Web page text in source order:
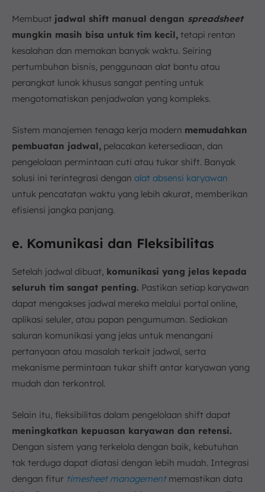
Membuat jadwal shift manual dengan spreadsheet
mungkin masih bisa untuk tim kecil, tetapi rentan
kesalahan dan memakan banyak waktu. Seiring
pertumbuhan bisnis, penggunaan alat bantu atau
perangkat lunak khusus sangat penting untuk
mengotomatiskan penjadwalan yang kompleks.
Sistem manajemen tenaga kerja modern memudahkan
pembuatan jadwal, pelacakan ketersediaan, dan
pengelolaan permintaan cuti atau tukar shift. Banyak
solusi ini terintegrasi dengan alat absensi karyawan
untuk pencatatan waktu yang lebih akurat, memberikan
efisiensi jangka panjang.
e. Komunikasi dan Fleksibilitas
Setelah jadwal dibuat, komunikasi yang jelas kepada
seluruh tim sangat penting. Pastikan setiap karyawan
dapat mengakses jadwal mereka melalui portal online,
aplikasi seluler, atau papan pengumuman. Sediakan
saluran komunikasi yang jelas untuk menangani
pertanyaan atau masalah terkait jadwal, serta
mekanisme permintaan tukar shift antar karyawan yang
mudah dan terkontrol.
Selain itu, fleksibilitas dalam pengelolaan shift dapat
meningkatkan kepuasan karyawan dan retensi.
Dengan sistem yang terkelola dengan baik, kebutuhan
tak terduga dapat diatasi dengan lebih mudah. Integrasi
dengan fitur timesheet managementmemastikan data